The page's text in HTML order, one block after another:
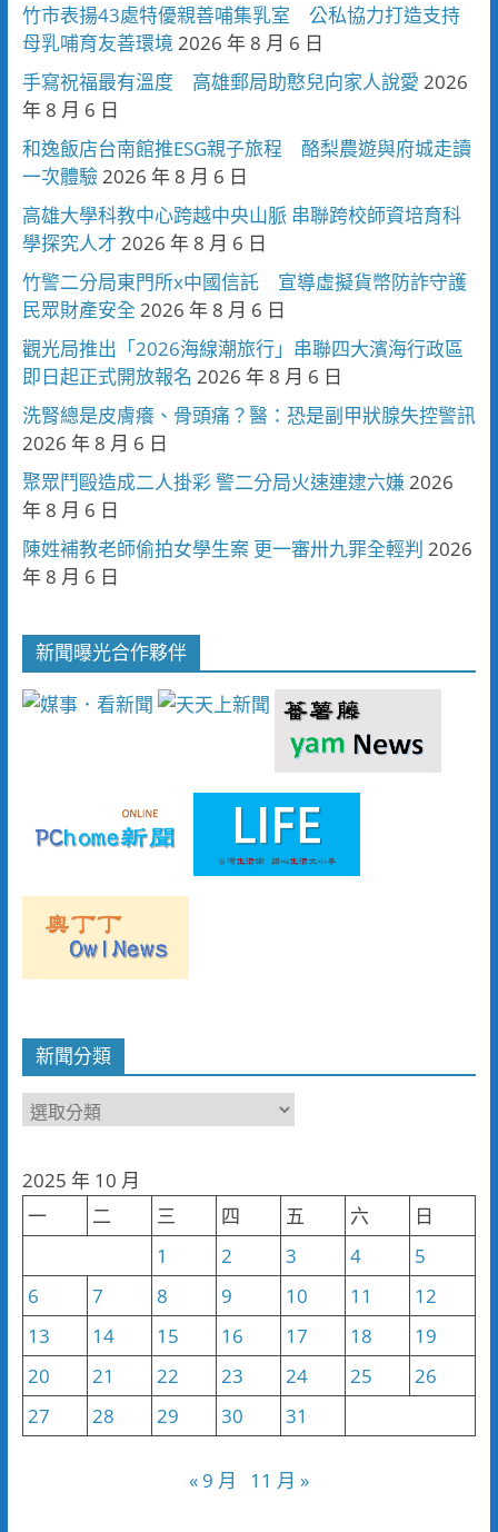
竹市表揚43處特優親善哺集乳室 公私協力打造支持
母乳哺育友善環境2026 年 8 月 6 日
手寫祝福最有溫度 高雄郵局助憨兒向家人說愛 2026
年 8 月 6 日
和逸飯店台南館推ESG親子旅程 酪梨農遊與府城走讀
一次體驗2026 年 8 月 6 日
高雄大學科教中心跨越中央山脈 串聯跨校師資培育科
學探究人才 2026 年 8 月 6 日
竹警二分局東門所x中國信託 宣導虛擬貨幣防詐守護
民眾財產安全 2026 年 8 月 6 日
觀光局推出「2026海線潮旅行」串聯四大濱海行政區
即日起正式開放報名 2026 年 8 月 6 日
洗腎總是皮膚癢、骨頭痛？醫：恐是副甲狀腺失控警訊
2026 年 8 月 6 日
聚眾鬥毆造成二人掛彩 警二分局火速連逮六嫌2026
年 8 月 6 日
陳姓補教老師偷拍女學生案 更一審卅九罪全輕判 2026
年 8 月 6 日
新聞曝光合作夥伴
新聞分類
新
類
2025 年 10 月
一
二 三 四 五 六
日
1
2 3 4
5
6
7 8 9 10 11
12
13
14 15 16 17 18
19
20
21 22 23 24 25
26
27
28 29 30 31
« 9 月 11 月 »